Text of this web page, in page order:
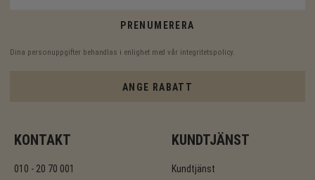
PRENUMERERA
Dina personuppgifter behandlas i enlighet med vår integritetspolicy.
ANGE RABATT
KONTAKT
010 - 20 70 001
KUNDTJÄNST
Kundtjänst